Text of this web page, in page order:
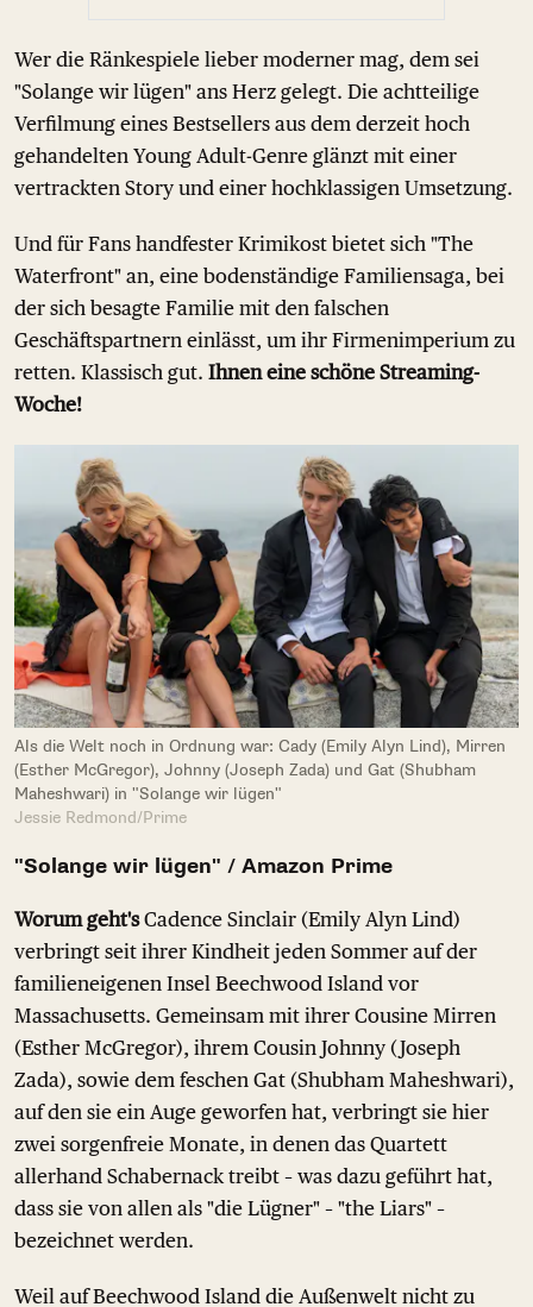
Wer die Ränkespiele lieber moderner mag, dem sei
"Solange wir lügen" ans Herz gelegt. Die achtteilige
Verfilmung eines Bestsellers aus dem derzeit hoch
gehandelten Young Adult-Genre glänzt mit einer
vertrackten Story und einer hochklassigen Umsetzung.
Und für Fans handfester Krimikost bietet sich "The
Waterfront" an, eine bodenständige Familiensaga, bei
der sich besagte Familie mit den falschen
Geschäftspartnern einlässt, um ihr Firmenimperium zu
retten. Klassisch gut. Ihnen eine schöne Streaming-
Woche!
Als die Welt noch in Ordnung war: Cady (Emily Alyn Lind), Mirren
(Esther McGregor), Johnny (Joseph Zada) und Gat (Shubham
Maheshwari) in "Solange wir lügen"
Jessie Redmond/Prime
"Solange wir lügen" / Amazon Prime
Worum geht'sCadence Sinclair (Emily Alyn Lind)
verbringt seit ihrer Kindheit jeden Sommer auf der
familieneigenen Insel Beechwood Island vor
Massachusetts. Gemeinsam mit ihrer Cousine Mirren
(Esther McGregor), ihrem Cousin Johnny (Joseph
Zada), sowie dem feschen Gat (Shubham Maheshwari),
auf den sie ein Auge geworfen hat, verbringt sie hier
zwei sorgenfreie Monate, in denen das Quartett
allerhand Schabernack treibt – was dazu geführt hat,
dass sie von allen als "die Lügner" – "the Liars" –
bezeichnet werden.
Weil auf Beechwood Island die Außenwelt nicht zu